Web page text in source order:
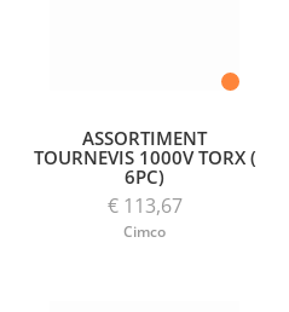
ASSORTIMENT
TOURNEVIS 1000V TORX (
6PC)
€ 113,67
Cimco